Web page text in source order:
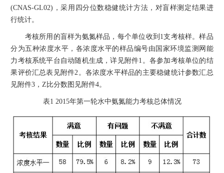
(CNAS-GL02)，采用四分位数稳健统计方法，对盲样测定结果进
行统计。
考核所用的盲样为氨氮样品，每个单位收到1支考核样。样品
分为五种浓度水平，各浓度水平的样品编号由国家环境监测网能
力考核系统平台自动随机生成，详见附件1。各参加考核单位的结
果评价汇总表见附件2。各浓度水平样品的主要稳健统计参数汇总
见附件3，Z比分数图见附件4。
表1 2015年第一轮水中氨氮能力考核总体情况